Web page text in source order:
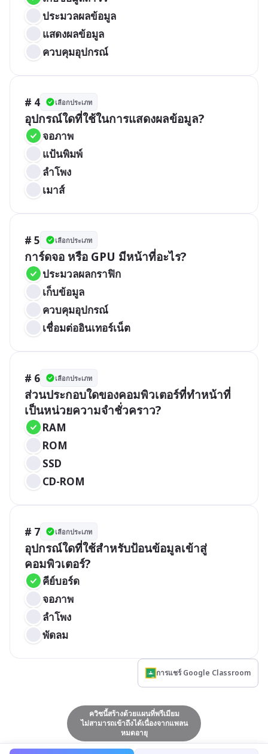
ประมวลผลข้อมูล
แสดงผลข้อมูล
ควบคุมอุปกรณ์
# 4 เลือกประเภท
อุปกรณ์ใดที่ใช้ในการแสดงผลข้อมูล?
จอภาพ
แป้นพิมพ์
ลำโพง
เมาส์
# 5 เลือกประเภท
การ์ดจอ หรือ GPU มีหน้าที่อะไร?
ประมวลผลกราฟิก
เก็บข้อมูล
ควบคุมอุปกรณ์
เชื่อมต่ออินเทอร์เน็ต
# 6 เลือกประเภท
ส่วนประกอบใดของคอมพิวเตอร์ที่ทำหน้าที่
เป็นหน่วยความจำชั่วคราว?
RAM
ROM
SSD
CD-ROM
# 7 เลือกประเภท
อุปกรณ์ใดที่ใช้สำหรับป้อนข้อมูลเข้าสู่
คอมพิวเตอร์?
คีย์บอร์ด
จอภาพ
ลำโพง
พัดลม
การแชร์ Google Classroom
ควิซนี้สร้างด้วยแผนที่พรีเมียม
ไม่สามารถเข้าถึงได้เนื่องจากแพลน
หมดอายุ